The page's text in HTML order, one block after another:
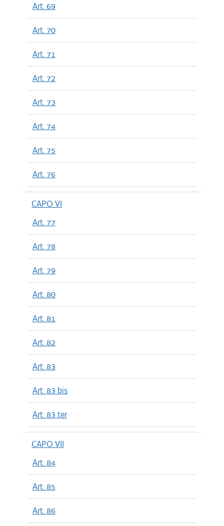
Art. 69
Art. 70
Art. 71
Art. 72
Art. 73
Art. 74
Art. 75
Art. 76
CAPO VI
Art. 77
Art. 78
Art. 79
Art. 80
Art. 81
Art. 82
Art. 83
Art. 83 bis
Art. 83 ter
CAPO VII
Art. 84
Art. 85
Art. 86